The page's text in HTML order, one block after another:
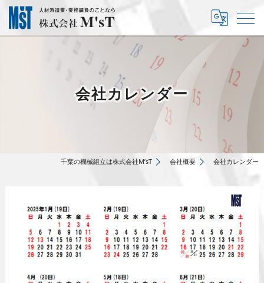
会社カレンダー
千葉の機械組立は株式会社M’sT 会社概要 会社カレンダー